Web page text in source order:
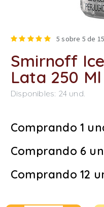
5 sobre 5 de 15
Smirnoff
Lata 250
Disponibles: 24 und.
Comprando 1
Comprando 6
Comprando 12